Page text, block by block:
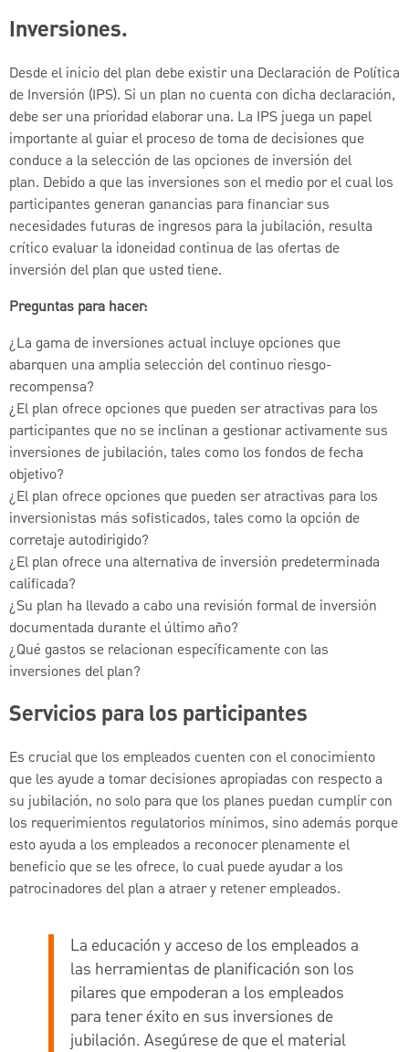
Inversiones.
Desde el inicio del plan debe existir una Declaración de Política
de Inversión (IPS). Si un plan no cuenta con dicha declaración,
debe ser una prioridad elaborar una. La IPS juega un papel
importante al guiar el proceso de toma de decisiones que
conduce a la selección de las opciones de inversión del
plan. Debido a que las inversiones son el medio por el cual los
participantes generan ganancias para financiar sus
necesidades futuras de ingresos para la jubilación, resulta
crítico evaluar la idoneidad continua de las ofertas de
inversión del plan que usted tiene.
Preguntas para hacer:
¿La gama de inversiones actual incluye opciones que
abarquen una amplia selección del continuo riesgo-
recompensa?
¿El plan ofrece opciones que pueden ser atractivas para los
participantes que no se inclinan a gestionar activamente sus
inversiones de jubilación, tales como los fondos de fecha
objetivo?
¿El plan ofrece opciones que pueden ser atractivas para los
inversionistas más sofisticados, tales como la opción de
corretaje autodirigido?
¿El plan ofrece una alternativa de inversión predeterminada
calificada?
¿Su plan ha llevado a cabo una revisión formal de inversión
documentada durante el último año?
¿Qué gastos se relacionan específicamente con las
inversiones del plan?
Servicios para los participantes
Es crucial que los empleados cuenten con el conocimiento
que les ayude a tomar decisiones apropiadas con respecto a
su jubilación, no solo para que los planes puedan cumplir con
los requerimientos regulatorios mínimos, sino además porque
esto ayuda a los empleados a reconocer plenamente el
beneficio que se les ofrece, lo cual puede ayudar a los
patrocinadores del plan a atraer y retener empleados.
La educación y acceso de los empleados a
las herramientas de planificación son los
pilares que empoderan a los empleados
para tener éxito en sus inversiones de
jubilación. Asegúrese de que el material